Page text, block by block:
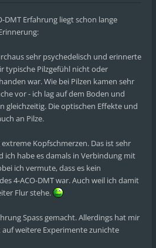
DMT Erfahrung liegt schon lange
sehr psychedelisch und erinnerte
typische Pilzgefühl nicht oder
war. Wie bei Pilzen kamen sehr
vor - ich lag auf dem Boden und
gleichzeitig. Die optischen Effekte und
an Pilze.
Kopfschmerzen. Das ist sehr
ich habe es damals in Verbindung mit
ich vermute, dass es kein
4-ACO-DMT war. Auch weil ich damit
Flur stehe.
Spass gemacht. Allerdings hat mir
weitere Experimente zunichte